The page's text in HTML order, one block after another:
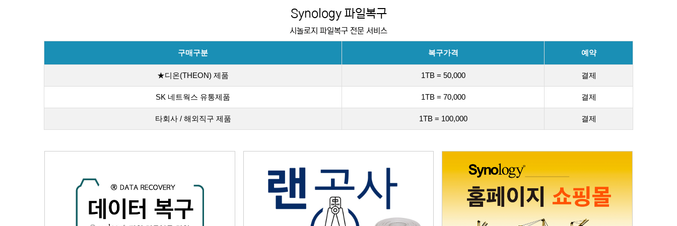
Synology 파일복구
시놀로지 파일복구 전문 서비스
구매구분 복구가격 예약
★디온(THEON) 제품 1TB = 50,000 결제
SK 네트웍스 유통제품 1TB = 70,000 결제
타회사 / 해외직구 제품 1TB = 100,000 결제